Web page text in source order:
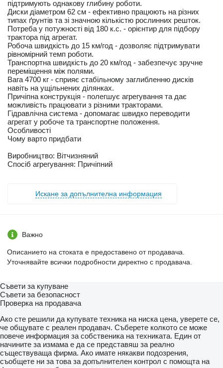
підтримують однакову глибину роботи.
Диски діаметром 62 см - ефективно працюють на різних
типах ґрунтів та зі значною кількістю рослинних решток.
Потреба у потужності від 180 к.с. - орієнтир для підбору
трактора під агрегат.
Робоча швидкість до 15 км/год - дозволяє підтримувати
рівномірний темп роботи.
Транспортна швидкість до 20 км/год - забезпечує зручне
переміщення між полями.
Вага 4700 кг - сприяє стабільному заглибленню дисків
навіть на ущільнених ділянках.
Причіпна конструкція - полегшує агрегування та дає
можливість працювати з різними тракторами.
Гідравлічна система - допомагає швидко переводити
агрегат у робоче та транспортне положення.
Особливості
Чому варто придбати
Виробництво: Вітчизняний
Спосіб агрегування: Причіпний
Искане за допълнителна информация
Важно
Описанието на стоката е предоставено от продавача.
Уточнявайте всички подробности директно с продавача.
Съвети за купуване
Съвети за безопасност
Проверка на продавача
Ако сте решили да купувате техника на ниска цена, уверете се,
че общувате с реален продавач. Съберете колкото се може
повече информация за собственика на техниката. Един от
начините за измама е да се представяш за реално
съществуваща фирма. Ако имате някакви подозрения,
съобщете ни за това за допълнителен контрол с помощта на